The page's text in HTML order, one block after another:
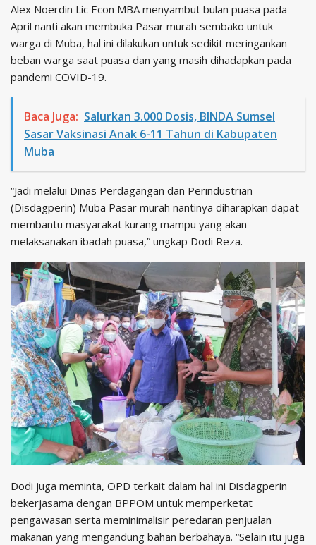
Alex Noerdin Lic Econ MBA menyambut bulan puasa pada
April nanti akan membuka Pasar murah sembako untuk
warga di Muba, hal ini dilakukan untuk sedikit meringankan
beban warga saat puasa dan yang masih dihadapkan pada
pandemi COVID-19.
Baca Juga: Salurkan 3.000 Dosis, BINDA Sumsel
Sasar Vaksinasi Anak 6-11 Tahun di Kabupaten
Muba
“Jadi melalui Dinas Perdagangan dan Perindustrian
(Disdagperin) Muba Pasar murah nantinya diharapkan dapat
membantu masyarakat kurang mampu yang akan
melaksanakan ibadah puasa,” ungkap Dodi Reza.
Dodi juga meminta, OPD terkait dalam hal ini Disdagperin
bekerjasama dengan BPPOM untuk memperketat
pengawasan serta meminimalisir peredaran penjualan
makanan yang mengandung bahan berbahaya. “Selain itu juga